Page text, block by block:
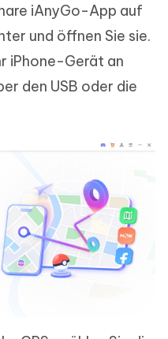
iAnyGo-App auf
und öffnen Sie sie.
iPhone-Gerät an
den USB oder die